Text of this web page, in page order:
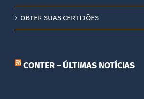
OBTER SUAS CERTIDÕES
CONTER – ÚLTIMAS NOTÍCIAS